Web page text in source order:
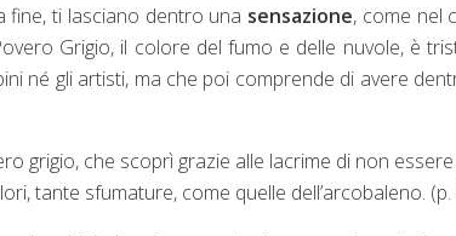
fine, ti lasciano dentro una sensazione, come nel
Grigio, il colore del fumo e delle nuvole, è
né gli artisti, ma che poi comprende di avere
grigio, che scoprì grazie alle lacrime di non
tante sfumature, come quelle dell’arcobaleno. (p.